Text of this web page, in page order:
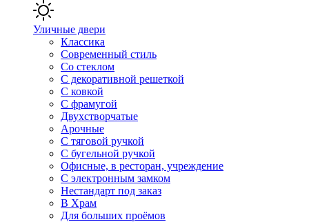
Уличные двери
Классика
Современный стиль
Со стеклом
С декоративной решеткой
С ковкой
С фрамугой
Двухстворчатые
Арочные
С тяговой ручкой
С бугельной ручкой
Офисные, в ресторан, учреждение
С электронным замком
Нестандарт под заказ
В Храм
Для больших проёмов